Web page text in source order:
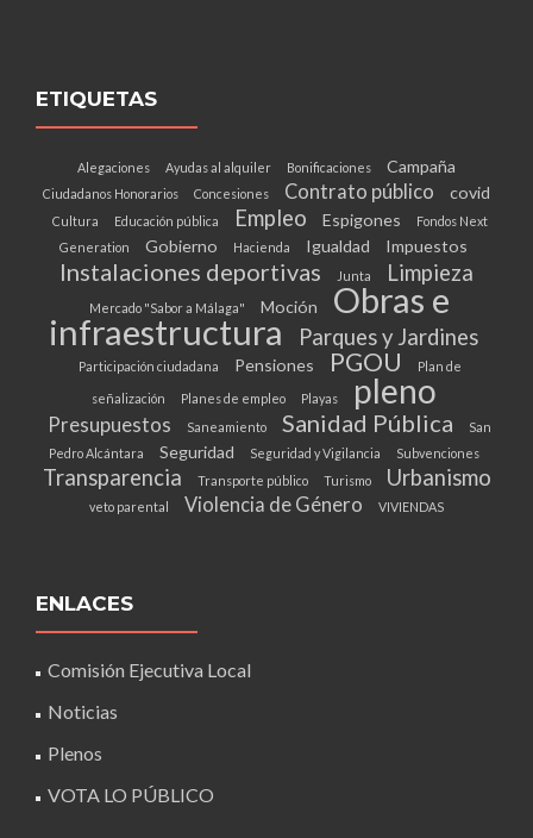
ETIQUETAS
Alegaciones Ayudas al alquiler Bonificaciones Campaña
Ciudadanos Honorarios Concesiones Contrato público covid
Cultura Educación pública Empleo Espigones
Fondos Next
Generation
Gobierno Hacienda Igualdad Impuestos
Instalaciones deportivas Junta Limpieza
Mercado "Sabor a Málaga" Moción Obras e
infraestructura Parques y Jardines
Participación ciudadana Pensiones PGOU Plan de
señalización Planes de empleo Playas pleno
Presupuestos Saneamiento Sanidad Pública
San
Pedro Alcántara
Seguridad Seguridad y Vigilancia Subvenciones
Transparencia Transporte público Turismo Urbanismo
veto parental Violencia de Género VIVIENDAS
ENLACES
Comisión Ejecutiva Local
Noticias
Plenos
VOTA LO PÚBLICO